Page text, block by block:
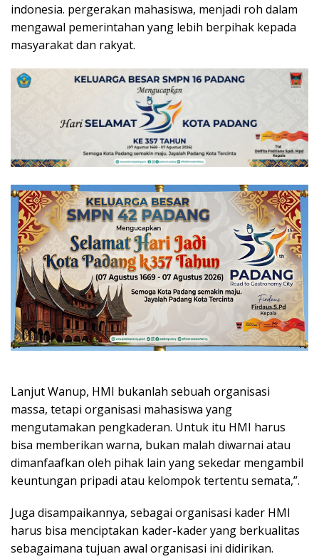
indonesia. pergerakan mahasiswa, menjadi roh dalam
mengawal pemerintahan yang lebih berpihak kepada
masyarakat dan rakyat.
Lanjut Wanup, HMI bukanlah sebuah organisasi
massa, tetapi organisasi mahasiswa yang
mengutamakan pengkaderan. Untuk itu HMI harus
bisa memberikan warna, bukan malah diwarnai atau
dimanfaafkan oleh pihak lain yang sekedar mengambil
keuntungan pripadi atau kelompok tertentu semata,”.
Juga disampaikannya, sebagai organisasi kader HMI
harus bisa menciptakan kader-kader yang berkualitas
sebagaimana tujuan awal organisasi ini didirikan.